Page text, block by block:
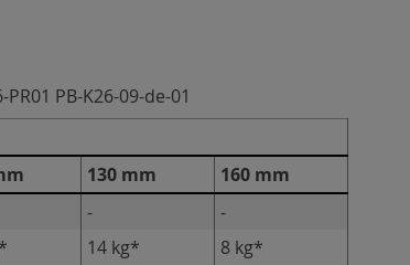
PB-K26-09-de-01
130 mm
160 mm
-
-
14 kg*
8 kg*